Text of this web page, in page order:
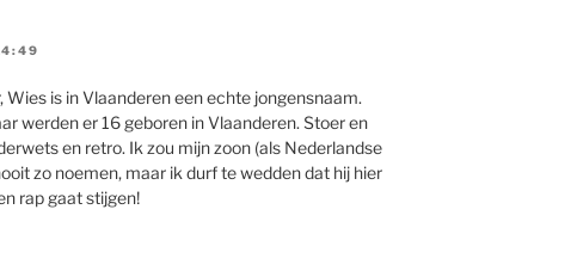
Wies is in Vlaanderen een echte jongensnaam.
werden er 16 geboren in Vlaanderen. Stoer en
en retro. Ik zou mijn zoon (als Nederlandse
zo noemen, maar ik durf te wedden dat hij hier
rap gaat stijgen!